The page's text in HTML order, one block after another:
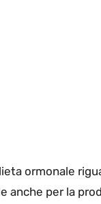
ormonale
anche per la